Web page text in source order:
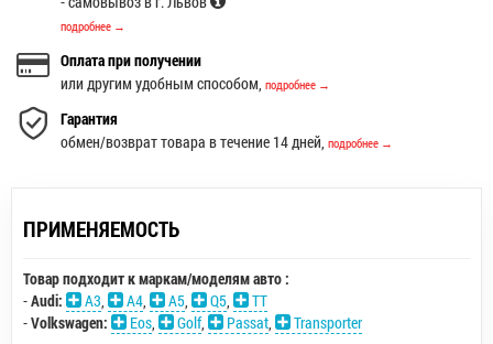
подробнее →
Оплата при получении
или другим удобным способом, подробнее →
Гарантия
обмен/возврат товара в течение 14 дней, подробнее →
ПРИМЕНЯЕМОСТЬ
Товар подходит к маркам/моделям авто :
-Audi: A3, A4, A5, Q5,
TT
-Volkswagen: Eos, Golf, Passat,
Transporter